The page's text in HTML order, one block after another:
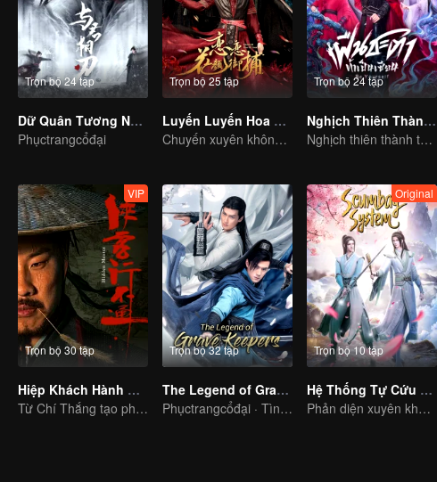
Trọn bộ 24 tập
Dữ Quân Tương Nhẫn
Phụctrangcổđại
Trọn bộ 25 tập
Luyến Luyến Hoa Nhan Ngự Bổ
Chuyến xuyên không của cô gái theo đuổi bốn chàng đẹp trai
Trọn bộ 24 tập
Nghịch Thiên Thành Tiên (Bản Tiếng Thái)
Nghịch thiên thành thần chẳng có gì lạ
Trọn bộ 30 tập
VIP
Hiệp Khách Hành Bất Thông
Từ Chí Thắng tạo phong ba tiếng cười trong giới võ lâm
Trọn bộ 32 tập
The Legend of Grave Keepers
Phụctrangcổđại · Tìnhyêu · Tìnhtiết
Trọn bộ 10 tập
Original
Hệ Thống Tự Cứu Của Nhân Vật Phản Diện
Phản diện xuyên không vào truyện hành hạ nam chính